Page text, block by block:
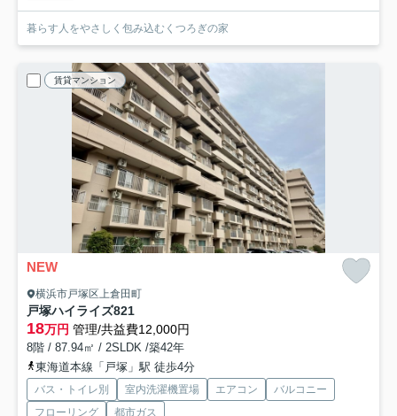
暮らす人をやさしく包み込むくつろぎの家
賃貸マンション
NEW
横浜市戸塚区上倉田町
戸塚ハイライズ821
18万円 管理/共益費12,000円
8階 / 87.94㎡ / 2SLDK /築42年
東海道本線「戸塚」駅 徒歩4分
バス・トイレ別 室内洗濯機置場 エアコン
バルコニー
フローリング
都市ガス